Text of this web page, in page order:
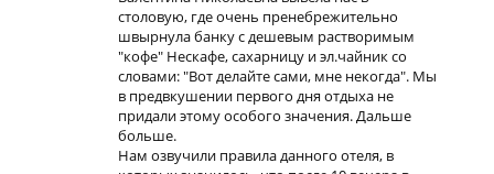
столовую, где очень пренебрежительно
швырнула банку с дешевым растворимым
"кофе" Нескафе, сахарницу и эл.чайник со
словами: "Вот делайте сами, мне некогда". Мы
в предвкушении первого дня отдыха не
придали этому особого значения. Дальше
больше.
Нам озвучили правила данного отеля, в